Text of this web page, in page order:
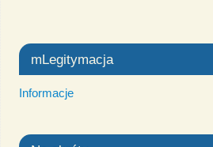
mLegitymacja
Informacje